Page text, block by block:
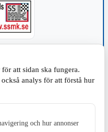
att sidan ska fungera.
analys för att förstå hur
och hur annonser